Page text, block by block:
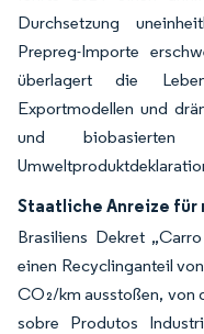
Durchsetzung
Prepreg-Importe
überlagert die
Exportmodellen und
und biobasierten
Staatliche Anreize
Brasiliens Dekret
einen Recyclinganteil
CO₂/km ausstoßen, von
sobre Produtos